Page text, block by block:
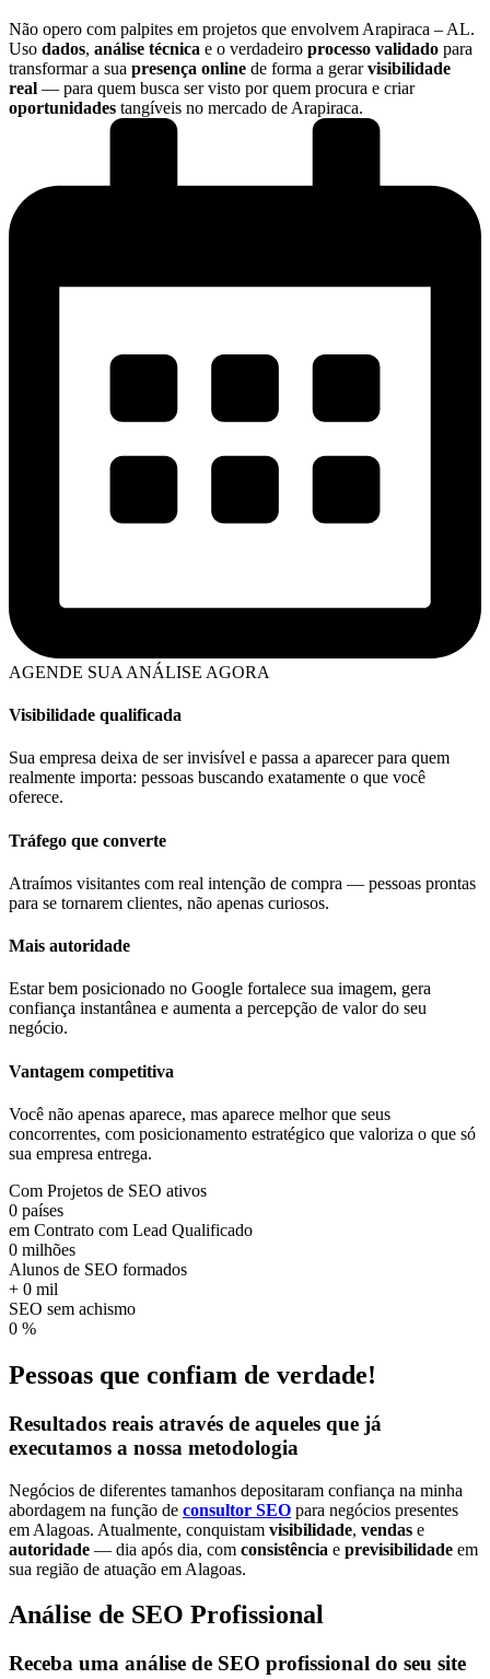
Não opero com palpites em projetos que envolvem Arapiraca – AL.
Uso dados, análise técnica e o verdadeiro processo validado para
transformar a sua presença online de forma a gerarvisibilidade
real — para quem busca ser visto por quem procura e criar
oportunidades tangíveis no mercado de Arapiraca.
AGENDE SUA ANÁLISE AGORA
Visibilidade qualificada
Sua empresa deixa de ser invisível e passa a aparecer para quem
realmente importa: pessoas buscando exatamente o que você
oferece.
Tráfego que converte
Atraímos visitantes com real intenção de compra — pessoas prontas
para se tornarem clientes, não apenas curiosos.
Mais autoridade
Estar bem posicionado no Google fortalece sua imagem, gera
confiança instantânea e aumenta a percepção de valor do seu
negócio.
Vantagem competitiva
Você não apenas aparece, mas aparece melhor que seus
concorrentes, com posicionamento estratégico que valoriza o que só
sua empresa entrega.
Com Projetos de SEO ativos
0 países
em Contrato com Lead Qualificado
0 milhões
Alunos de SEO formados
+ 0 mil
SEO sem achismo
0 %
Pessoas que confiam de verdade!
Resultados reais através de aqueles que já
executamos a nossa metodologia
Negócios de diferentes tamanhos depositaram confiança na minha
abordagem na função de consultor SEO para negócios presentes
em Alagoas. Atualmente, conquistam visibilidade, vendas e
autoridade — dia após dia, com consistência e previsibilidade em
sua região de atuação em Alagoas.
Análise de SEO Profissional
Receba uma análise de SEO profissional do seu site